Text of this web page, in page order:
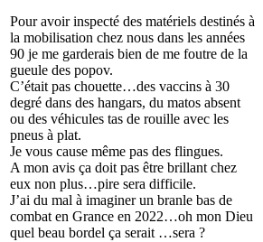
Pour avoir inspecté des matériels destinés à
la mobilisation chez nous dans les années
90 je me garderais bien de me foutre de la
gueule des popov.
C’était pas chouette…des vaccins à 30
degré dans des hangars, du matos absent
ou des véhicules tas de rouille avec les
pneus à plat.
Je vous cause même pas des flingues.
A mon avis ça doit pas être brillant chez
eux non plus…pire sera difficile.
J’ai du mal à imaginer un branle bas de
combat en Grance en 2022…oh mon Dieu
quel beau bordel ça serait …sera ?